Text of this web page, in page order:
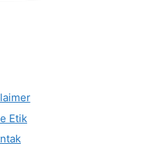
Etik